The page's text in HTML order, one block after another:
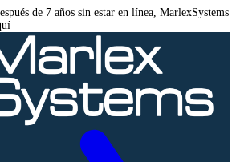
de 7 años sin estar en línea, MarlexSystems